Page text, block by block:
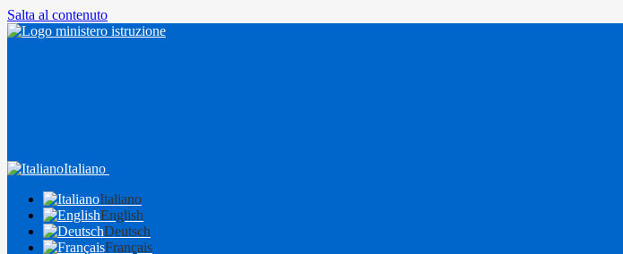
Salta al contenuto
Italiano
Italiano
English
Deutsch
Français